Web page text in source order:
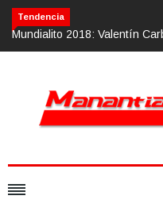
Tendencia
y una zurda mágica